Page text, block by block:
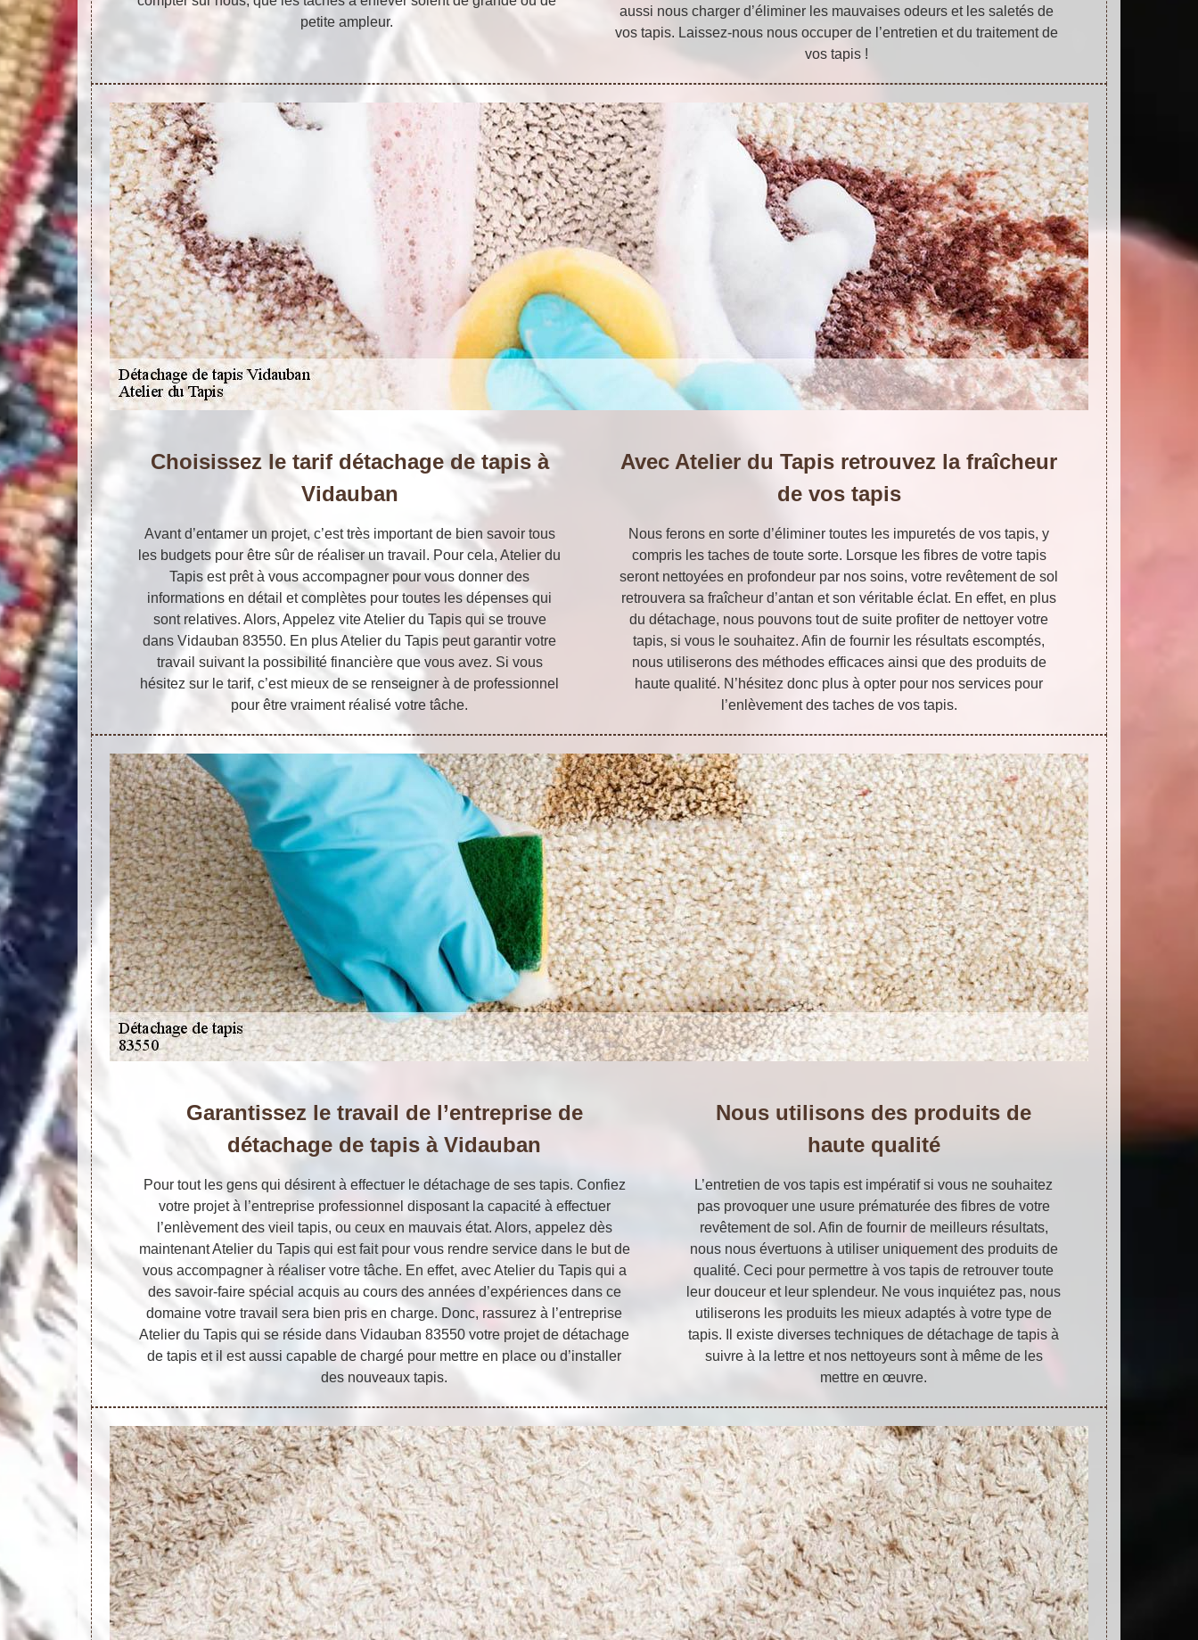
petite ampleur.
aussi nous charger d’éliminer les mauvaises odeurs et les saletés de
vos tapis. Laissez-nous nous occuper de l’entretien et du traitement de
vos tapis !
Choisissez le tarif détachage de tapis à
Vidauban
Avant d’entamer un projet, c’est très important de bien savoir tous
les budgets pour être sûr de réaliser un travail. Pour cela, Atelier du
Tapis est prêt à vous accompagner pour vous donner des
informations en détail et complètes pour toutes les dépenses qui
sont relatives. Alors, Appelez vite Atelier du Tapis qui se trouve
dans Vidauban 83550. En plus Atelier du Tapis peut garantir votre
travail suivant la possibilité financière que vous avez. Si vous
hésitez sur le tarif, c’est mieux de se renseigner à de professionnel
pour être vraiment réalisé votre tâche.
Avec Atelier du Tapis retrouvez la fraîcheur
de vos tapis
Nous ferons en sorte d’éliminer toutes les impuretés de vos tapis, y
compris les taches de toute sorte. Lorsque les fibres de votre tapis
seront nettoyées en profondeur par nos soins, votre revêtement de sol
retrouvera sa fraîcheur d’antan et son véritable éclat. En effet, en plus
du détachage, nous pouvons tout de suite profiter de nettoyer votre
tapis, si vous le souhaitez. Afin de fournir les résultats escomptés,
nous utiliserons des méthodes efficaces ainsi que des produits de
haute qualité. N’hésitez donc plus à opter pour nos services pour
l’enlèvement des taches de vos tapis.
Garantissez le travail de l’entreprise de
détachage de tapis à Vidauban
Pour tout les gens qui désirent à effectuer le détachage de ses tapis. Confiez
votre projet à l’entreprise professionnel disposant la capacité à effectuer
l’enlèvement des vieil tapis, ou ceux en mauvais état. Alors, appelez dès
maintenant Atelier du Tapis qui est fait pour vous rendre service dans le but de
vous accompagner à réaliser votre tâche. En effet, avec Atelier du Tapis qui a
des savoir-faire spécial acquis au cours des années d’expériences dans ce
domaine votre travail sera bien pris en charge. Donc, rassurez à l’entreprise
Atelier du Tapis qui se réside dans Vidauban 83550 votre projet de détachage
de tapis et il est aussi capable de chargé pour mettre en place ou d’installer
des nouveaux tapis.
Nous utilisons des produits de
haute qualité
L’entretien de vos tapis est impératif si vous ne souhaitez
pas provoquer une usure prématurée des fibres de votre
revêtement de sol. Afin de fournir de meilleurs résultats,
nous nous évertuons à utiliser uniquement des produits de
qualité. Ceci pour permettre à vos tapis de retrouver toute
leur douceur et leur splendeur. Ne vous inquiétez pas, nous
utiliserons les produits les mieux adaptés à votre type de
tapis. Il existe diverses techniques de détachage de tapis à
suivre à la lettre et nos nettoyeurs sont à même de les
mettre en œuvre.